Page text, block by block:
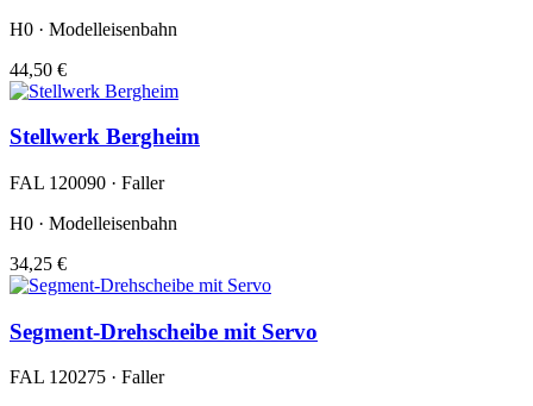
H0 · Modelleisenbahn
44,50 €
Stellwerk Bergheim
FAL 120090 · Faller
H0 · Modelleisenbahn
34,25 €
Segment-Drehscheibe mit Servo
FAL 120275 · Faller